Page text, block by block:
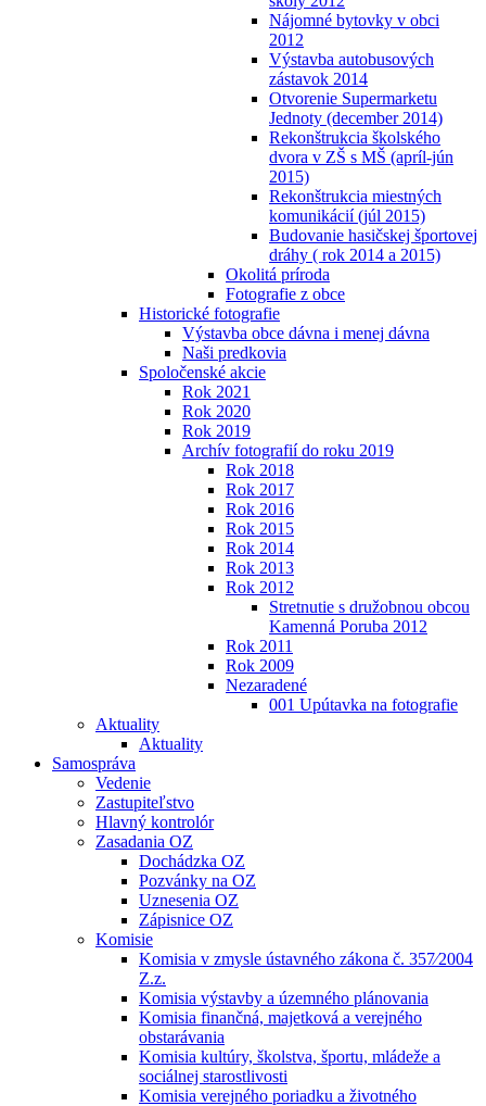
Nájomné bytovky v obci
2012
Výstavba autobusových
zástavok 2014
Otvorenie Supermarketu
Jednoty (december 2014)
Rekonštrukcia školského
dvora v ZŠ s MŠ (apríl-jún
2015)
Rekonštrukcia miestných
komunikácií (júl 2015)
Budovanie hasičskej športovej
dráhy ( rok 2014 a 2015)
Okolitá príroda
Fotografie z obce
Historické fotografie
Výstavba obce dávna i menej dávna
Naši predkovia
Spoločenské akcie
Rok 2021
Rok 2020
Rok 2019
Archív fotografií do roku 2019
Rok 2018
Rok 2017
Rok 2016
Rok 2015
Rok 2014
Rok 2013
Rok 2012
Stretnutie s družobnou obcou
Kamenná Poruba 2012
Rok 2011
Rok 2009
Nezaradené
001 Upútavka na fotografie
Aktuality
Aktuality
Samospráva
Vedenie
Zastupiteľstvo
Hlavný kontrolór
Zasadania OZ
Dochádzka OZ
Pozvánky na OZ
Uznesenia OZ
Zápisnice OZ
Komisie
Komisia v zmysle ústavného zákona č. 357⁄2004
Z.z.
Komisia výstavby a územného plánovania
Komisia finančná, majetková a verejného
obstarávania
Komisia kultúry, školstva, športu, mládeže a
sociálnej starostlivosti
Komisia verejného poriadku a životného